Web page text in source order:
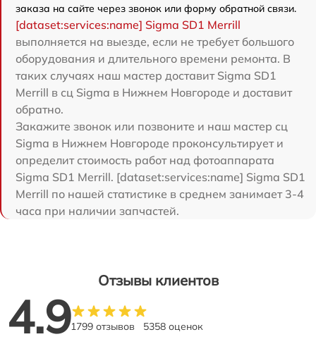
заказа на сайте через звонок или форму обратной связи.
[dataset:services:name] Sigma SD1 Merrill
выполняется на выезде, если не требует большого
оборудования и длительного времени ремонта. В
таких случаях наш мастер доставит Sigma SD1
Merrill в сц Sigma в Нижнем Новгороде и доставит
обратно.
Закажите звонок или позвоните и наш мастер сц
Sigma в Нижнем Новгороде проконсультирует и
определит стоимость работ над фотоаппарата
Sigma SD1 Merrill. [dataset:services:name] Sigma SD1
Merrill по нашей статистике в среднем занимает 3-4
часа при наличии запчастей.
Отзывы клиентов
4.91799 отзывов 5358 оценок